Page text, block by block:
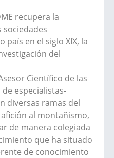
recupera la
en el siglo XIX, la
del
Científico de las
especialistas-
diversas ramas del
al montañismo,
de manera colegiada
que ha situado
de conocimiento